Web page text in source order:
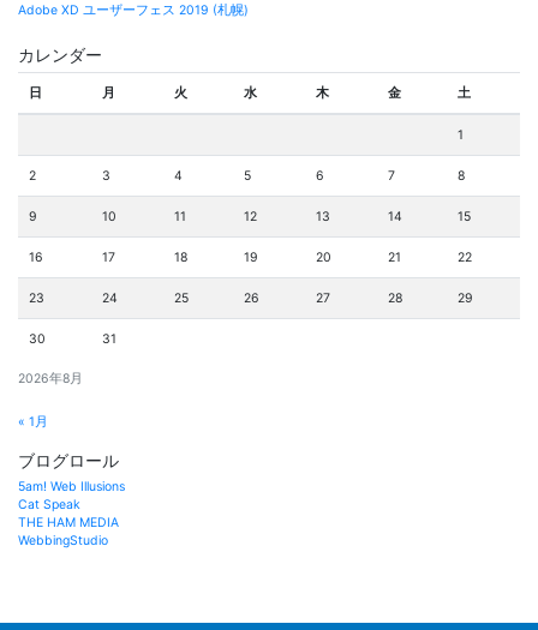
Adobe XD ユーザーフェス 2019 (札幌)
カレンダー
2026年8月
日 月 火 水 木 金 土
1
2 3 4 5 6 7 8
9 10 11 12 13 14 15
16 17 18 19 20 21 22
23 24 25 26 27 28 29
30 31
« 1月
ブログロール
5am! Web Illusions
Cat Speak
THE HAM MEDIA
WebbingStudio